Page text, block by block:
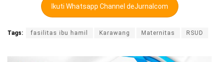
Ikuti Whatsapp Channel deJurnalcom
Tags: fasilitas ibu hamil Karawang Maternitas RSUD